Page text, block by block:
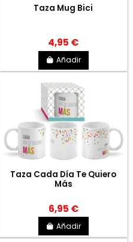
Taza Mug Bici
4,95 €
Añadir
Taza Cada Día Te Quiero
Más
6,95 €
Añadir